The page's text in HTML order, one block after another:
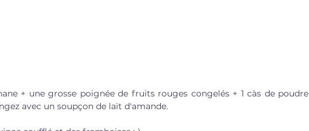
+ une grosse poignée de fruits rouges congelés + 1 càs de poudre
avec un soupçon de lait d'amande.